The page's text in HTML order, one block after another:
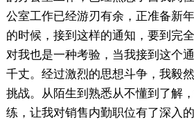
公室工作已经游刃有余，正准备新
的时候，接到这样的通知，要到完
对我也是一种考验，当我接到这个
千丈。经过激烈的思想斗争，我毅
挑战。从陌生到熟悉从不懂到了解
练，让我对销售内勤职位有了深入